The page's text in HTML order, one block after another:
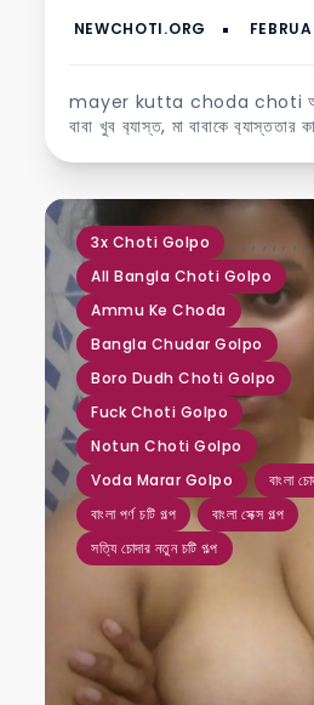
mayer kutta choda choti আজ
বাবা খুব ব‍্যাস্ত, মা বাবাকে ব‍্যাস্ততার
3x Choti Golpo ,
All Bangla Choti Golpo
,
Ammu Ke Choda
,
Bangla Chudar Golpo
,
Boro Dudh Choti Golpo
,
Fuck Choti Golpo
,
Notun Choti Golpo
,
Voda Marar Golpo
,
বাংলা
বাংলা পর্ণ চটি গল্প বাংলা সেক্স গল্প
সত্যি চোদার নতুন চটি গল্প